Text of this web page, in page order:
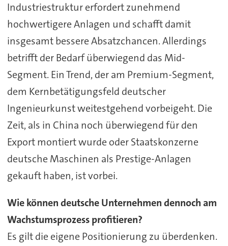
Industriestruktur erfordert zunehmend
hochwertigere Anlagen und schafft damit
insgesamt bessere Absatzchancen. Allerdings
betrifft der Bedarf überwiegend das Mid-
Segment. Ein Trend, der am Premium-Segment,
dem Kernbetätigungsfeld deutscher
Ingenieurkunst weitestgehend vorbeigeht. Die
Zeit, als in China noch überwiegend für den
Export montiert wurde oder Staatskonzerne
deutsche Maschinen als Prestige-Anlagen
gekauft haben, ist vorbei.
Wie können deutsche Unternehmen dennoch am
Wachstumsprozess profitieren?
Es gilt die eigene Positionierung zu überdenken.